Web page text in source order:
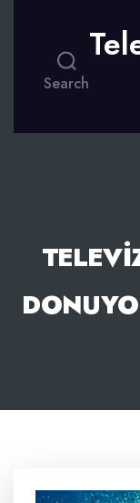
Search